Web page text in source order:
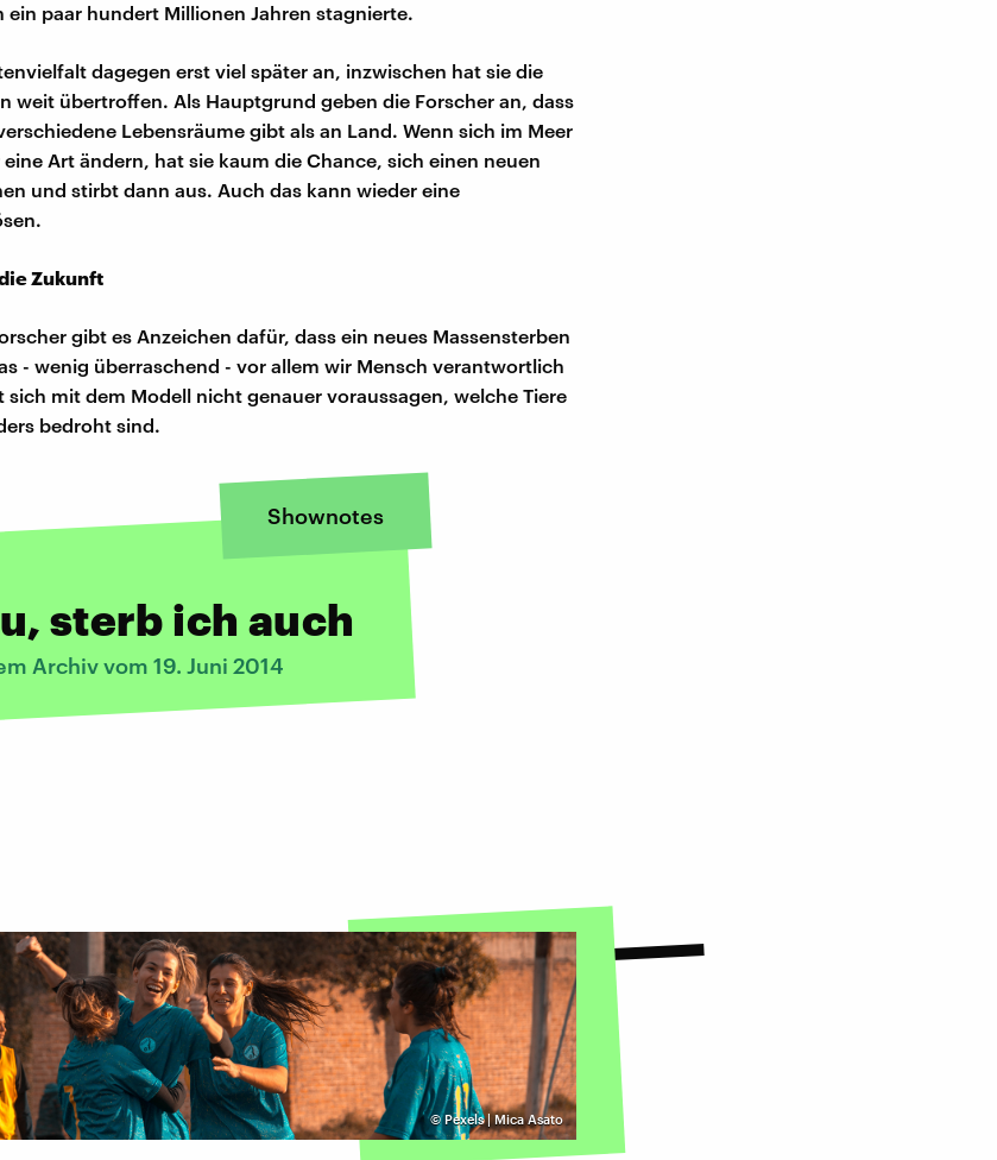
ein paar hundert Millionen Jahren stagnierte.
dagegen erst viel später an, inzwischen hat sie die
weit übertroffen. Als Hauptgrund geben die Forscher an, dass
Lebensräume gibt als an Land. Wenn sich im Meer
Art ändern, hat sie kaum die Chance, sich einen neuen
und stirbt dann aus. Auch das kann wieder eine
Zukunft
gibt es Anzeichen dafür, dass ein neues Massensterben
- wenig überraschend - vor allem wir Mensch verantwortlich
sich mit dem Modell nicht genauer voraussagen, welche Tiere
bedroht sind.
Shownotes
sterb ich auch
Archiv vom 19. Juni 2014
©Pexels | Mica Asato